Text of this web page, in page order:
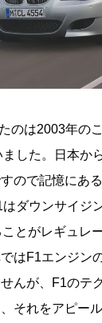
のは2003年の
した。日本か
ので記憶にあ
ダウンサイジ
とがレギュレ
はF1エンジン
んが、F1のテ
それをアピー